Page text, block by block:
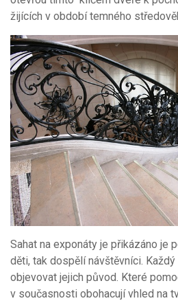
žijících v období temného
Sahat na exponáty je přikázáno je
děti, tak dospělí návštěvníci.
objevovat jejich původ. Které
v současnosti obohacují vhled na